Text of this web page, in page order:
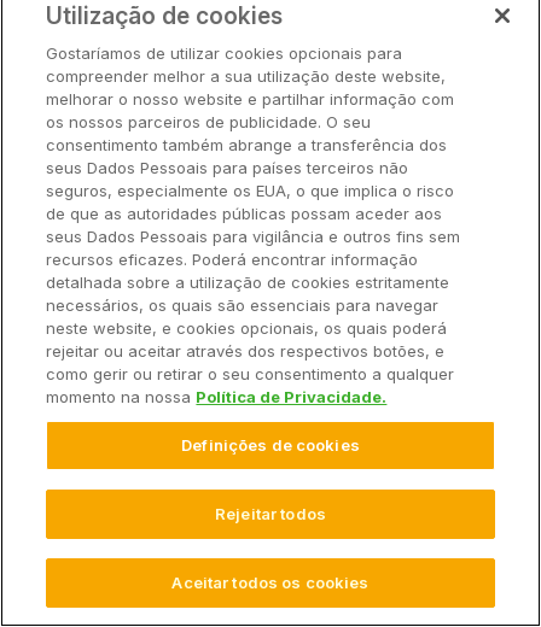
respectivamente, segundo aEmbrapa
Combate precoce e localizado a pragas e
doenças
Drones com câmeras multiespectrais identificam focos
de percevejo e ferrugem em soja antes que se espalhem,
permitindo intervenções localizadas. Isso reduz o uso de
defensivos e, claro, o custo da produção.
Colheita com menos perdas
Sistemas embarcados nas colheitadeiras monitoram a
umidade do grão em tempo real, ajustando
automaticamente a velocidade e a altura de corte. Isso
reduz as perdas de milho e trigo de primavera.
Sabia que com o apoio do FieldView™, plataforma de
agricultura digital da Bayer, por exemplo, o produtor pode
Utilização de cookies
Gostaríamos de utilizar cookies opcionais para
compreender melhor a sua utilização deste website,
melhorar o nosso website e partilhar informação com
os nossos parceiros de publicidade. O seu
consentimento também abrange a transferência dos
seus Dados Pessoais para países terceiros não
seguros, especialmente os EUA, o que implica o risco
de que as autoridades públicas possam aceder aos
seus Dados Pessoais para vigilância e outros fins sem
recursos eficazes. Poderá encontrar informação
detalhada sobre a utilização de cookies estritamente
necessários, os quais são essenciais para navegar
neste website, e cookies opcionais, os quais poderá
rejeitar ou aceitar através dos respectivos botões, e
como gerir ou retirar o seu consentimento a qualquer
momento na nossa Política de Privacidade.
Definições de cookies
Rejeitar todos
Aceitar todos os cookies